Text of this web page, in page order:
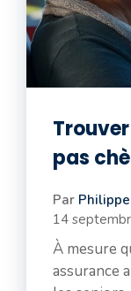
pas
Par Philippe
14
À mesure
assurance